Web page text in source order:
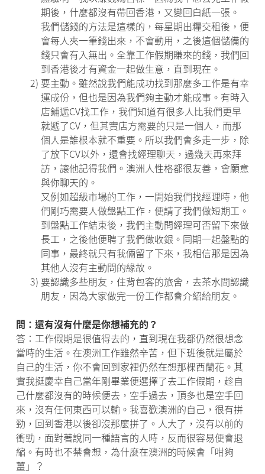
期後，什麼都沒有帶回香港，又變回白紙一張。
我們儲錢的方法是這樣的，每星期出糧交租後，便
會每人夾一筆錢出來，不會動用，之後這個儲備的
錢只會有入無出。全靠工作假期賺來的錢，我們回
到香港後才有資金一起做生意，直到現在。
2) 要主動。雖然說我們能成功找到那麼多工作是有幸
運成份，但也是因為我們夠主動才能成事。有時入
店鋪遞CV找工作，我們知道有很多人比我們更早
就遞了CV，但其實店方需要的只是一個人，而那
個人是誰根本就不重要。所以我們會多走一步，除
了放下CV以外，還會找經理聊天，過幾天再來拜
訪，讓他記得我們。澳洲人性格都很友善，會願意
與你聊天的。
又例如超級市場的工作，一開始我們找經理時，他
們剛巧需要人做盤點工作，便請了我們做短期工。
到盤點工作結束後，我們主動問經理可否留下來做
長工，之後他便聘了我們做收銀。同期一起盤點的
同事，最終就只有我倆留了下來，我相信那是因為
其他人沒有主動問的緣故。
3) 要認識多些朋友，住背包客的旅舍，去茶水間認識
朋友，因為大家做完一份工作都會介紹給朋友。
問：還有沒有什麼是你想補充的？
答：工作假期是很值得去的，直到現在我都仍然很想念
當時的生活。在澳洲工作雖然辛苦，但下班後就是屬於
自己的生活，你不會回到家裡仍然在想那棵西蘭花。其
實我挺慶幸自己當年剛畢業便選擇了去工作假期，趁自
己什麼都沒有的時候便去，空手過去，頂多也是空手回
來，沒有任何東西可以輸。我喜歡澳洲的自己，很有拼
勁，回到香港以後卻沒那麼拼了。人大了，沒有以前的
衝勁，面對著說同一種語言的人時，反而很容易便會退
縮。有時也不禁會想，為什麼在澳洲的時候會「咁夠
薑」？